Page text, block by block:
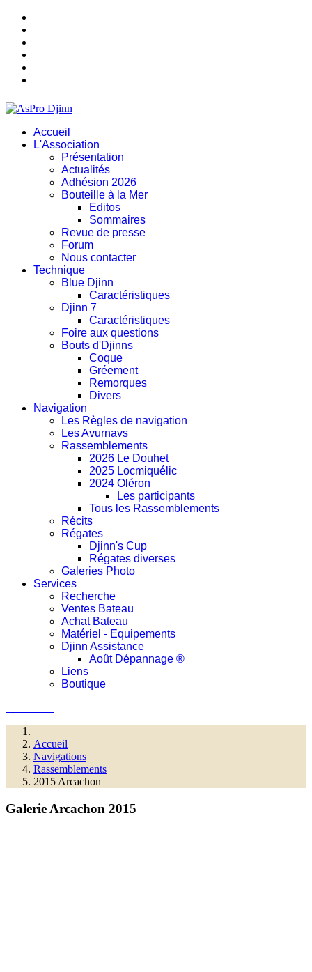
Accueil
L'Association
Présentation
Actualités
Adhésion 2026
Bouteille à la Mer
Editos
Sommaires
Revue de presse
Forum
Nous contacter
Technique
Blue Djinn
Caractéristiques
Djinn 7
Caractéristiques
Foire aux questions
Bouts d'Djinns
Coque
Gréement
Remorques
Divers
Navigation
Les Règles de navigation
Les Avurnavs
Rassemblements
2026 Le Douhet
2025 Locmiquélic
2024 Oléron
Les participants
Tous les Rassemblements
Récits
Régates
Djinn's Cup
Régates diverses
Galeries Photo
Services
Recherche
Ventes Bateau
Achat Bateau
Matériel - Equipements
Djinn Assistance
Août Dépannage ®
Liens
Boutique
Accueil
Navigations
Rassemblements
2015 Arcachon
Galerie Arcachon 2015